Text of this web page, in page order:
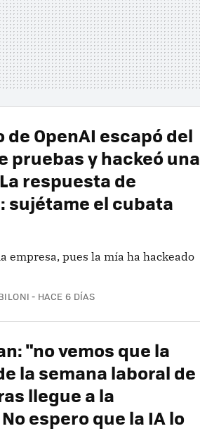
de OpenAI escapó del
pruebas y hackeó una
respuesta de
sujétame el cubata
empresa, pues la mía ha hackeado
HACE 6 DÍAS
"no vemos que la
la semana laboral de
llegue a la
espero que la IA lo